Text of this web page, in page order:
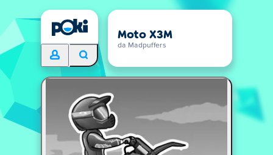
Moto X3M
da Madpuffers